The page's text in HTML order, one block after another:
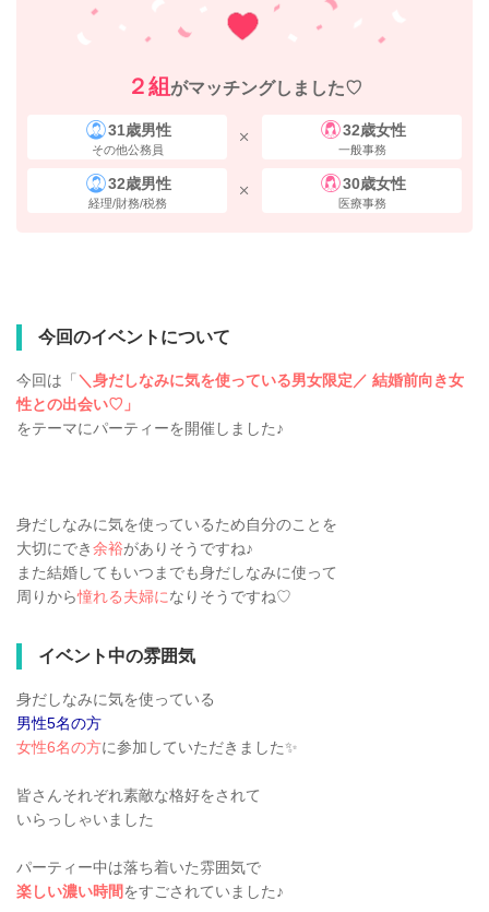
２組 がマッチングしました♡
31歳男性
その他公務員
32歳女性
一般事務
32歳男性
経理/財務/税務
30歳女性
医療事務
今回のイベントについて
今回は「 ＼身だしなみに気を使っている男女限定／ 結婚前向き女
性との出会い♡」
をテーマにパーティーを開催しました♪
身だしなみに気を使っているため自分のことを
大切にでき余裕がありそうですね♪
また結婚してもいつまでも身だしなみに使って
周りから憧れる夫婦になりそうですね♡
イベント中の雰囲気
身だしなみに気を使っている
男性5名の方
女性6名の方に参加していただきました✨
皆さんそれぞれ素敵な格好をされて
いらっしゃいました
パーティー中は落ち着いた雰囲気で
楽しい濃い時間をすごされていました♪